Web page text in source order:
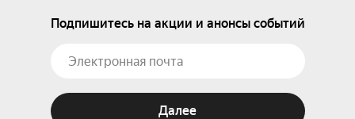
Подпишитесь на акции и анонсы событий
Далее